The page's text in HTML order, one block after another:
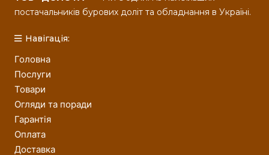
постачальників бурових доліт та обладнання в Україні.
Навігація:
Головна
Послуги
Товари
Огляди та поради
Гарантія
Оплата
Доставка